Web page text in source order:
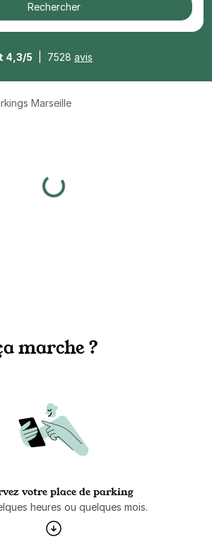
Rechercher
4,3/5 7528 avis
Marseille
marche ?
votre place de parking
heures ou quelques mois.